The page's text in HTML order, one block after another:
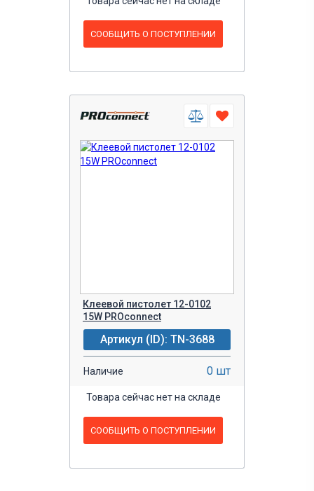
СООБЩИТЬ О ПОСТУПЛЕНИИ
Клеевой пистолет 12-0102
15W PROconnect
Артикул (ID): TN-3688
Наличие 0 шт
Товара сейчас нет на складе
СООБЩИТЬ О ПОСТУПЛЕНИИ